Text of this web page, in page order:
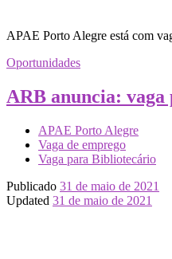
APAE Porto Alegre está com
Oportunidades
ARB anuncia:
APAE Porto Alegre
Vaga de emprego
Vaga para Bibliotecário
Publicado 31 de maio de 2021
Updated 31 de maio de 2021